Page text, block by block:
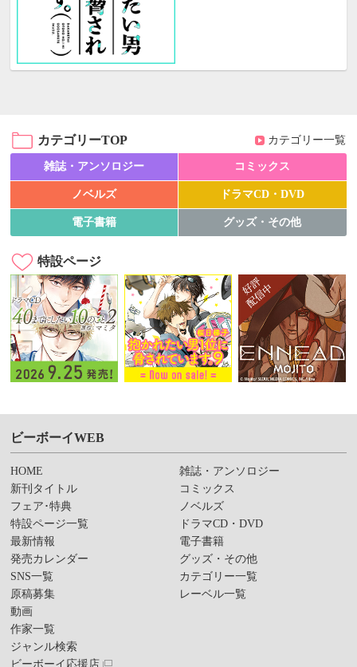
カテゴリーTOP カテゴリー一覧
雑誌・アンソロジー コミックス
ノベルズ ドラマCD・DVD
電子書籍 グッズ・その他
特設ページ
ビーボーイWEB
HOME
新刊タイトル
フェア･特典
特設ページ一覧
最新情報
発売カレンダー
SNS一覧
原稿募集
動画
作家一覧
ジャンル検索
ビーボーイ応援店
雑誌・アンソロジー
コミックス
ノベルズ
ドラマCD・DVD
電子書籍
グッズ・その他
カテゴリー一覧
レーベル一覧